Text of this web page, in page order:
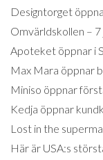
Designtorget
Omvärldskollen –
Apoteket öppnar i
Max Mara öppnar
Miniso öppnar
Kedja öppnar
Lost in the
Här är USA:s